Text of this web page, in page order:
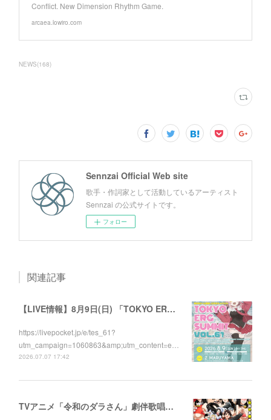
Conflict. New Dimension Rhythm Game.
arcaea.lowiro.com
NEWS(168)
Sennzai Official Web site
歌手・作詞家として活動しているアーティスト
Sennzai の公式サイトです。
フォロー
関連記事
【LIVE情報】8月9日(日) 「TOKYO ERG SUMMIT VOL.61」に出演します！
https://livepocket.jp/e/tes_61?
utm_campaign=1060863&amp;utm_content=e…
2026.07.07 17:42
TVアニメ「令和のダラさん」劇伴歌唱しました！